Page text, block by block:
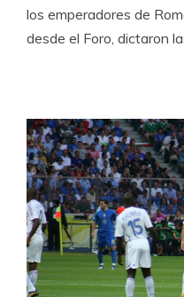
los emperadores de
desde el Foro, dictaron